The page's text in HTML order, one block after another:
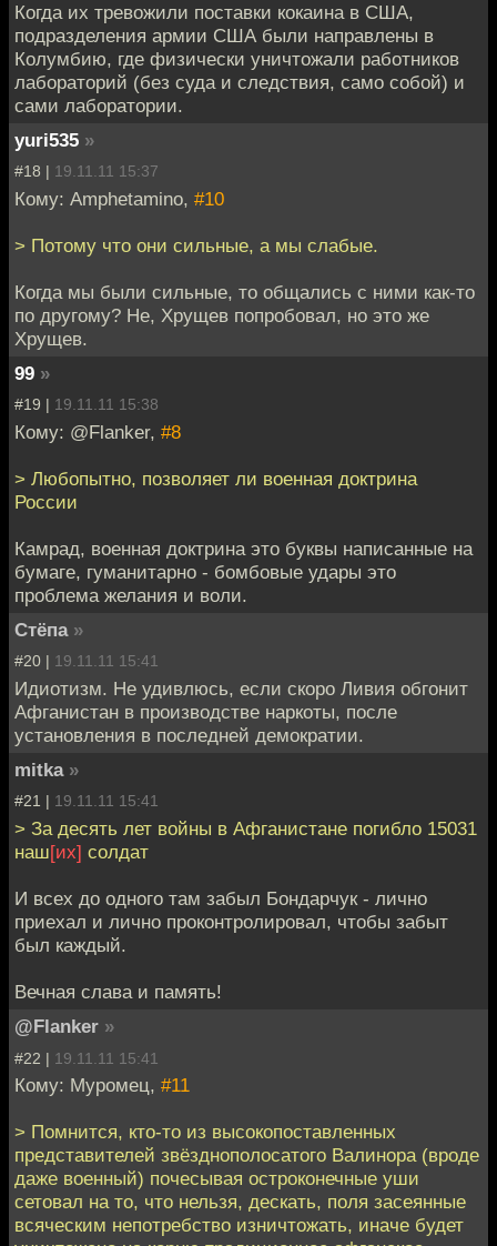
Когда их тревожили поставки кокаина в США,
подразделения армии США были направлены в
Колумбию, где физически уничтожали работников
лабораторий (без суда и следствия, само собой) и
сами лаборатории.
yuri535 »
#18 | 19.11.11 15:37
Кому: Amphetamino, #10
> Потому что они сильные, а мы слабые.
Когда мы были сильные, то общались с ними как-то
по другому? Не, Хрущев попробовал, но это же
Хрущев.
99 »
#19 | 19.11.11 15:38
Кому: @Flanker, #8
> Любопытно, позволяет ли военная доктрина
России
Камрад, военная доктрина это буквы написанные на
бумаге, гуманитарно - бомбовые удары это
проблема желания и воли.
Стёпа »
#20 | 19.11.11 15:41
Идиотизм. Не удивлюсь, если скоро Ливия обгонит
Афганистан в производстве наркоты, после
установления в последней демократии.
mitka »
#21 | 19.11.11 15:41
> За десять лет войны в Афганистане погибло 15031
наш[их] солдат
И всех до одного там забыл Бондарчук - лично
приехал и лично проконтролировал, чтобы забыт
был каждый.
Вечная слава и память!
@Flanker »
#22 | 19.11.11 15:41
Кому: Муромец, #11
> Помнится, кто-то из высокопоставленных
представителей звёзднополосатого Валинора (вроде
даже военный) почесывая остроконечные уши
сетовал на то, что нельзя, дескать, поля засеянные
всяческим непотребство изничтожать, иначе будет